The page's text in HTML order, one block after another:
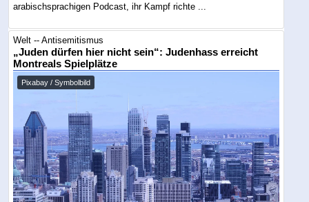
arabischsprachigen Podcast, ihr Kampf richte ...
Welt -- Antisemitismus
„Juden dürfen hier nicht sein“: Judenhass erreicht
Montreals Spielplätze
Pixabay / Symbolbild